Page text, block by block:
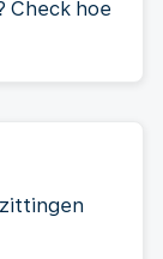
Check hoe